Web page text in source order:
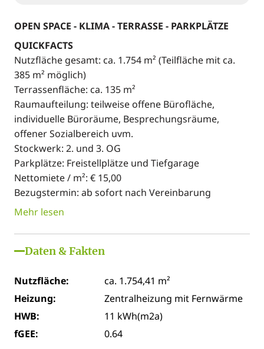
OPEN SPACE - KLIMA - TERRASSE - PARKPLÄTZE
QUICKFACTS
Nutzfläche gesamt: ca. 1.754 m² (Teilfläche mit ca.
385 m² möglich)
Terrassenfläche: ca. 135 m²
Raumaufteilung: teilweise offene Bürofläche,
individuelle Büroräume, Besprechungsräume,
offener Sozialbereich uvm.
Stockwerk: 2. und 3. OG
Parkplätze: Freistellplätze und Tiefgarage
Nettomiete / m²: € 15,00
Bezugstermin: ab sofort nach Vereinbarung
Mehr lesen
Daten & Fakten
Nutzfläche:
ca. 1.754,41 m²
Heizung:
Zentralheizung mit Fernwärme
HWB:
11 kWh(m2a)
fGEE:
0.64